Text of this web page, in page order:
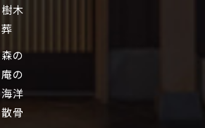
樹木
葬
森の
庵の
海洋
散骨